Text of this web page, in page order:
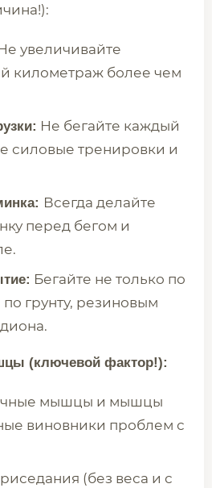
увеличивайте
километраж более чем
Не бегайте каждый
силовые тренировки и
Всегда делайте
перед бегом и
Бегайте не только по
по грунту, резиновым
(ключевой фактор!):
мышцы и мышцы
виновники проблем с
(без веса и с